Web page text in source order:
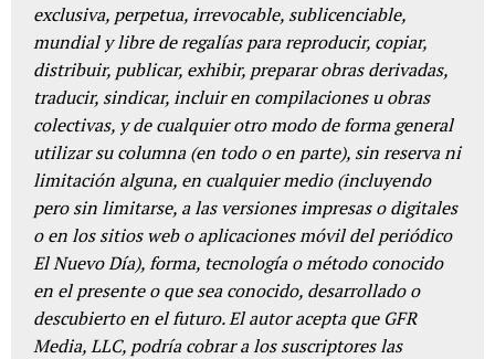
exclusiva, perpetua, irrevocable, sublicenciable,
mundial y libre de regalías para reproducir, copiar,
distribuir, publicar, exhibir, preparar obras derivadas,
traducir, sindicar, incluir en compilaciones u obras
colectivas, y de cualquier otro modo de forma general
utilizar su columna (en todo o en parte), sin reserva ni
limitación alguna, en cualquier medio (incluyendo
pero sin limitarse, a las versiones impresas o digitales
o en los sitios web o aplicaciones móvil del periódico
El Nuevo Día), forma, tecnología o método conocido
en el presente o que sea conocido, desarrollado o
descubierto en el futuro. El autor acepta que GFR
Media, LLC, podría cobrar a los suscriptores las